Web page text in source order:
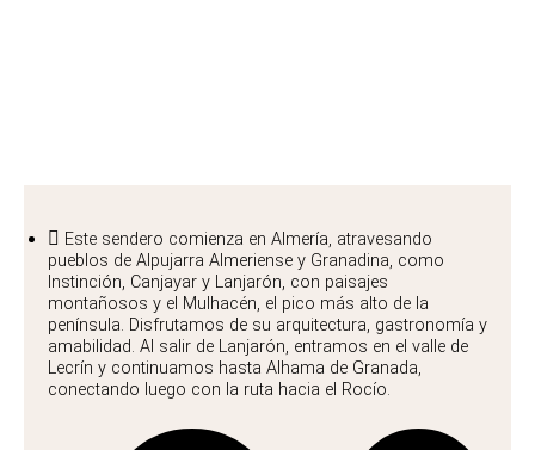
Este sendero comienza en Almería, atravesando
pueblos de Alpujarra Almeriense y Granadina, como
Instinción, Canjayar y Lanjarón, con paisajes
montañosos y el Mulhacén, el pico más alto de la
península. Disfrutamos de su arquitectura, gastronomía y
amabilidad. Al salir de Lanjarón, entramos en el valle de
Lecrín y continuamos hasta Alhama de Granada,
conectando luego con la ruta hacia el Rocío.